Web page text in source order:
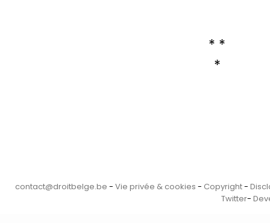
* *
*
contact@droitbelge.be - Vie privée & cookies - Copyright-
Twitter-